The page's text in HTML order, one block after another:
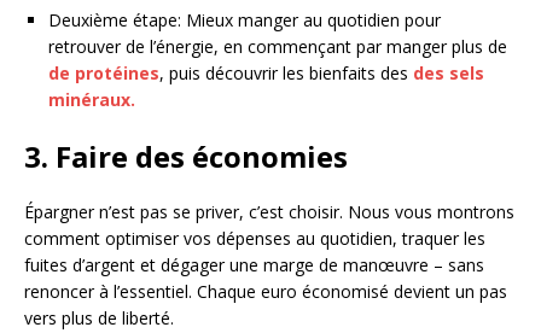
Deuxième étape: Mieux manger au quotidien pour
retrouver de l’énergie, en commençant par manger plus de
de protéines, puis découvrir les bienfaits des des sels
minéraux.
3. Faire des économies
Épargner n’est pas se priver, c’est choisir. Nous vous montrons
comment optimiser vos dépenses au quotidien, traquer les
fuites d’argent et dégager une marge de manœuvre – sans
renoncer à l’essentiel. Chaque euro économisé devient un pas
vers plus de liberté.